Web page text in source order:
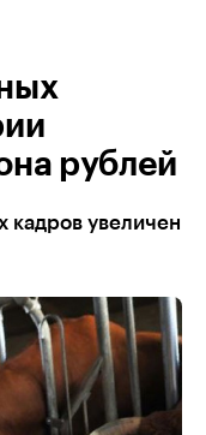
рублей
кадров увеличен